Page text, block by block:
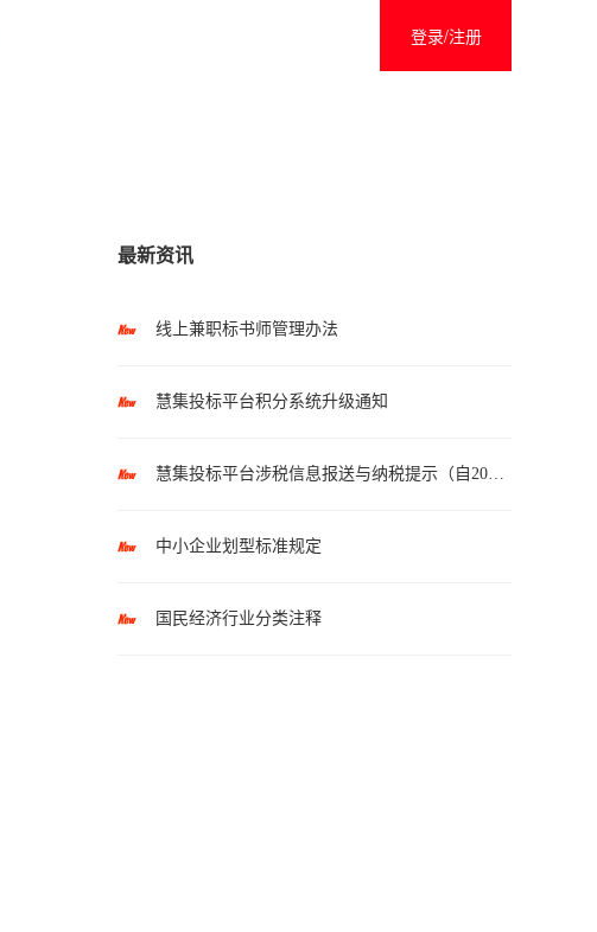
登录/注册
最新资讯
线上兼职标书师管理办法
慧集投标平台积分系统升级通知
慧集投标平台涉税信息报送与纳税提示（自2025年10月1日起执行）
中小企业划型标准规定
国民经济行业分类注释